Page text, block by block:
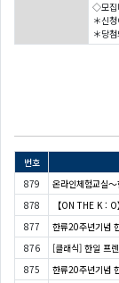
◇모집
＊신
＊당
번호
879
온라인체험교실
878
【ON THE K :
877
한류20주년기념
876
[클래식] 한일 프
875
한류20주년기념